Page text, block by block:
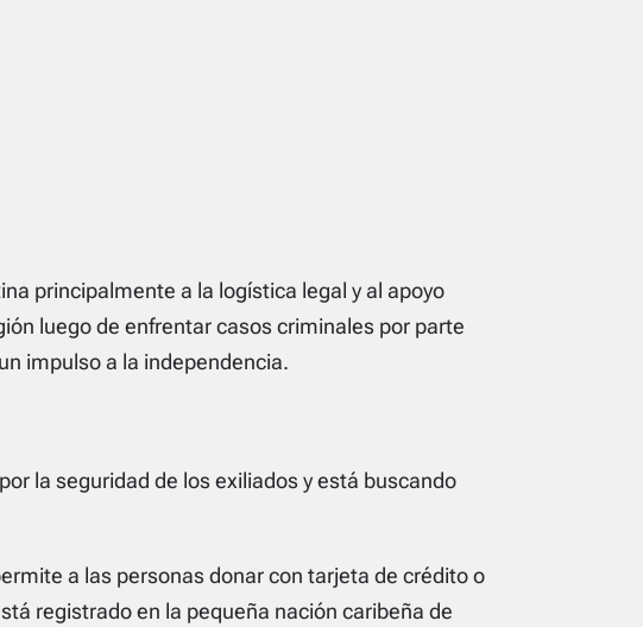
principalmente a la logística legal y al apoyo
luego de enfrentar casos criminales por parte
impulso a la independencia.
la seguridad de los exiliados y está buscando
a las personas donar con tarjeta de crédito o
registrado en la pequeña nación caribeña de